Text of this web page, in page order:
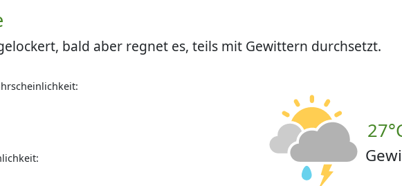
bald aber regnet es, teils mit Gewittern durchsetzt.